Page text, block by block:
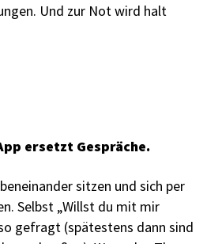
Und zur Not wird halt
ersetzt Gespräche.
sitzen und sich per
Selbst „Willst du mit mir
gefragt (spätestens dann sind